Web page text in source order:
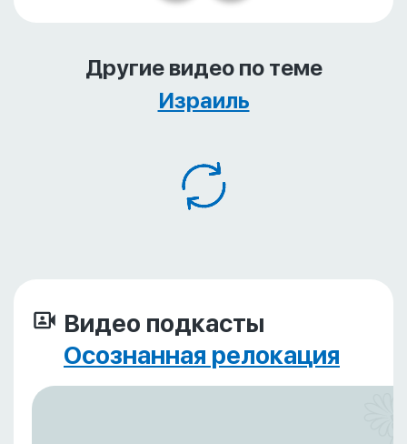
Другие видео по теме
Израиль
Видео подкасты
Осознанная релокация